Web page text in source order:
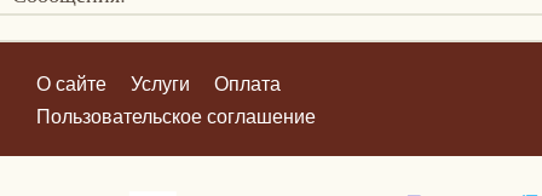
О сайте Услуги
Оплата
Пользовательское соглашение